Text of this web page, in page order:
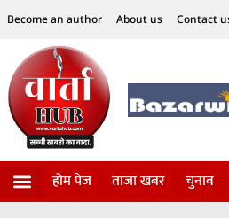
Become an author About us Contact
होम पेज ताजा खबर चुनाव